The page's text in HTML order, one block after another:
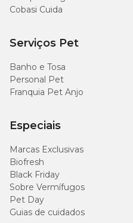
Cobasi Cuida
Serviços Pet
Banho e Tosa
Personal Pet
Franquia Pet Anjo
Especiais
Marcas Exclusivas
Biofresh
Black Friday
Sobre Vermífugos
Pet Day
Guias de cuidados